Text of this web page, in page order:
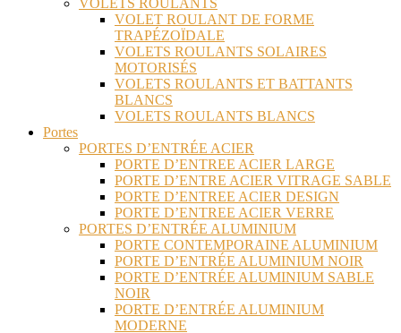
VOLETS ROULANTS
VOLET ROULANT DE FORME
TRAPÉZOÏDALE
VOLETS ROULANTS SOLAIRES
MOTORISÉS
VOLETS ROULANTS ET BATTANTS
BLANCS
VOLETS ROULANTS BLANCS
Portes
PORTES D’ENTRÉE ACIER
PORTE D’ENTREE ACIER LARGE
PORTE D’ENTRE ACIER VITRAGE SABLE
PORTE D’ENTREE ACIER DESIGN
PORTE D’ENTREE ACIER VERRE
PORTES D’ENTRÉE ALUMINIUM
PORTE CONTEMPORAINE ALUMINIUM
PORTE D’ENTRÉE ALUMINIUM NOIR
PORTE D’ENTRÉE ALUMINIUM SABLE
NOIR
PORTE D’ENTRÉE ALUMINIUM
MODERNE